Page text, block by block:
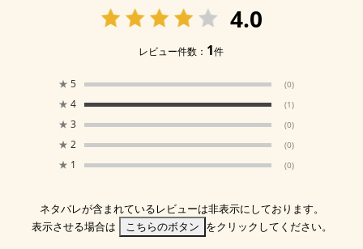
4.0
レビュー件数： 1件
★ 5 (0)
★ 4 (1)
★ 3 (0)
★ 2 (0)
★ 1 (0)
ネタバレが含まれているレビューは非表示にしております。
表示させる場合は
こちらのボタン をクリックしてください。